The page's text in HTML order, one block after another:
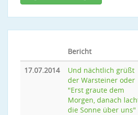
Bericht
17.07.2014
Und nächtlich grüßt
der Warsteiner oder
"Erst graute dem
Morgen, danach
die Sonne über uns"